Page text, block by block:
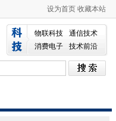
设为首页 收藏本站
物联科技
通信技术
消费电子
技术前沿